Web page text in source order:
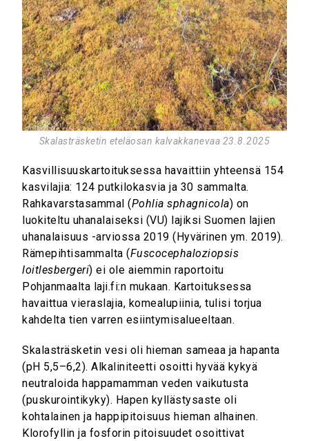
Skalasträsketin eteläosan kalvakkanevaa 23.8.2025
Kasvillisuuskartoituksessa havaittiin yhteensä 154
kasvilajia: 124 putkilokasvia ja 30 sammalta.
Rahkavarstasammal (Pohlia sphagnicola) on
luokiteltu uhanalaiseksi (VU) lajiksi Suomen lajien
uhanalaisuus -arviossa 2019 (Hyvärinen ym. 2019).
Rämepihtisammalta (Fuscocephaloziopsis
loitlesbergeri) ei ole aiemmin raportoitu
Pohjanmaalta laji.fi:n mukaan. Kartoituksessa
havaittua vieraslajia, komealupiinia, tulisi torjua
kahdelta tien varren esiintymisalueeltaan.
Skalasträsketin vesi oli hieman sameaa ja hapanta
(pH 5,5–6,2). Alkaliniteetti osoitti hyvää kykyä
neutraloida happamamman veden vaikutusta
(puskurointikyky). Hapen kyllästysaste oli
kohtalainen ja happipitoisuus hieman alhainen.
Klorofyllin ja fosforin pitoisuudet osoittivat